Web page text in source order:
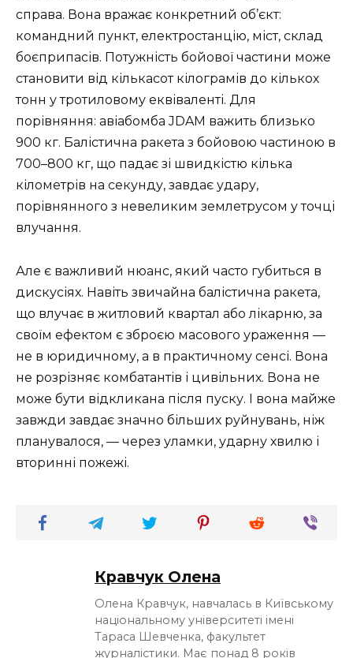
справа. Вона вражає конкретний об’єкт:
командний пункт, електростанцію, міст, склад
боєприпасів. Потужність бойової частини може
становити від кількасот кілограмів до кількох
тонн у тротиловому еквіваленті. Для
порівняння: авіабомба JDAM важить близько
900 кг. Балістична ракета з бойовою частиною в
700–800 кг, що падає зі швидкістю кілька
кілометрів на секунду, завдає удару,
порівнянного з невеликим землетрусом у точці
влучання.
Але є важливий нюанс, який часто губиться в
дискусіях. Навіть звичайна балістична ракета,
що влучає в житловий квартал або лікарню, за
своїм ефектом є зброєю масового ураження —
не в юридичному, а в практичному сенсі. Вона
не розрізняє комбатантів і цивільних. Вона не
може бути відкликана після пуску. І вона майже
завжди завдає значно більших руйнувань, ніж
планувалося, — через уламки, ударну хвилю і
вторинні пожежі.
Кравчук Олена
Олена Кравчук, навчалась в Київському
національному університеті імені
Тараса Шевченка, факультет
журналістики. Має понад 8 років